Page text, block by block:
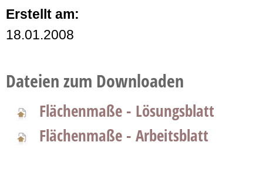
Erstellt am:
18.01.2008
Dateien zum Downloaden
Flächenmaße - Lösungsblatt
Flächenmaße - Arbeitsblatt